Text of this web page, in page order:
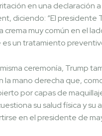
en una declaración
diciendo: “El presidente
crema muy común en el
es un tratamiento
ceremonía, Trump
la mano derecha que,
por capas de
su salud física y su
en el presidente de